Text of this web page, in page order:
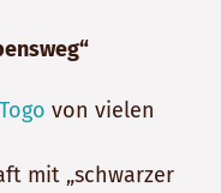
Togo von vielen
mit „schwarzer